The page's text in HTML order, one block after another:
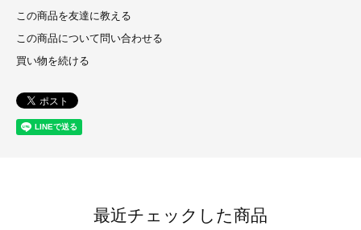
この商品を友達に教える
この商品について問い合わせる
買い物を続ける
最近チェックした商品